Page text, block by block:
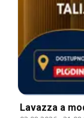
Lavazza a